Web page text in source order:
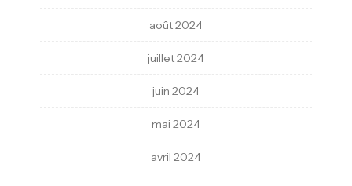
août 2024
juillet 2024
juin 2024
mai 2024
avril 2024